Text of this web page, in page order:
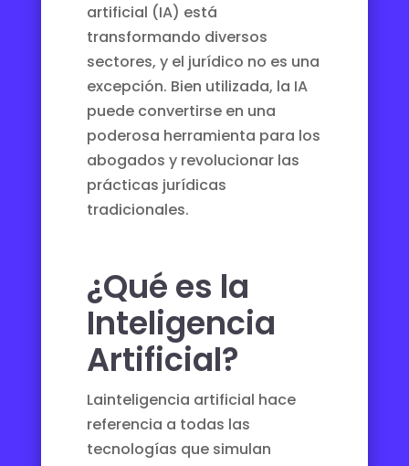
artificial (IA) está
transformando diversos
sectores, y el jurídico no es una
excepción. Bien utilizada, la IA
puede convertirse en una
poderosa herramienta para los
abogados y revolucionar las
prácticas jurídicas
tradicionales.
¿Qué es la
Inteligencia
Artificial?
Lainteligencia artificial hace
referencia a todas las
tecnologías que simulan